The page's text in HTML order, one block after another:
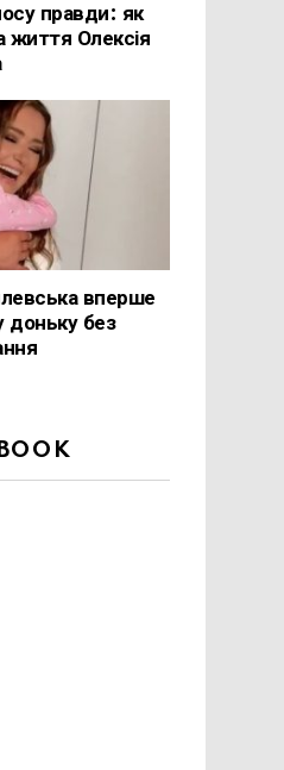
правди: як
життя Олексія
вперше
доньку без